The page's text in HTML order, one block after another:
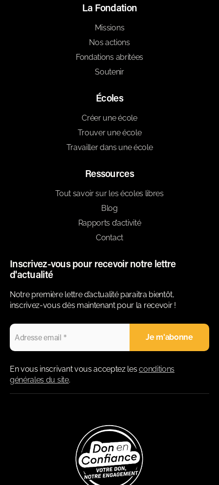
La Fondation
Missions
Nos actions
Fondations abritées
Soutenir
Écoles
Créer une école
Trouver une école
Travailler dans une école
Ressources
Tout savoir sur les écoles libres
Blog
Rapports d’activité
Contact
Inscrivez-vous pour recevoir notre lettre
d'actualité
Notre première lettre d’actualité paraitra bientôt,
inscrivez-vous dès maintenant pour la recevoir !
En vous inscrivant vous acceptez lesconditions
générales du site.